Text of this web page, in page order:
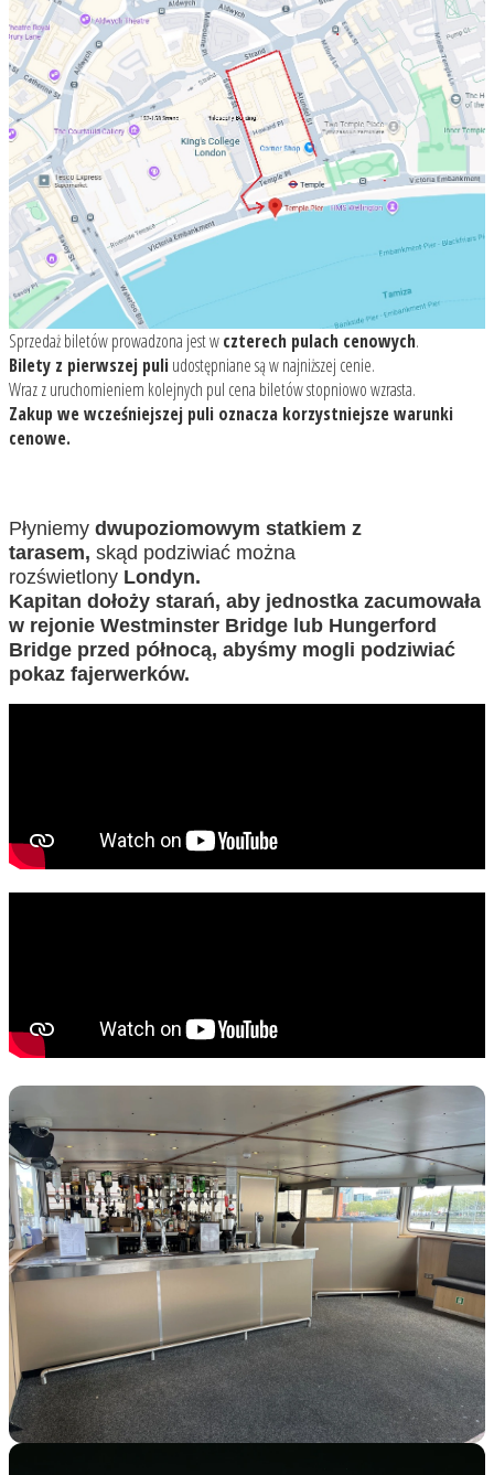
Sprzedaż biletów prowadzona jest wczterech pulach cenowych.
Bilety z pierwszej puliudostępniane są w najniższej cenie.
Wraz z uruchomieniem kolejnych pul cena biletów stopniowo wzrasta.
Zakup we wcześniejszej puli oznacza korzystniejsze warunki
cenowe.
Płyniemy dwupoziomowym statkiem z
tarasem, skąd podziwiać można
rozświetlony Londyn.
Kapitan dołoży starań, aby jednostka zacumowała
w rejonie Westminster Bridge lub Hungerford
Bridge przed północą, abyśmy mogli podziwiać
pokaz fajerwerków.